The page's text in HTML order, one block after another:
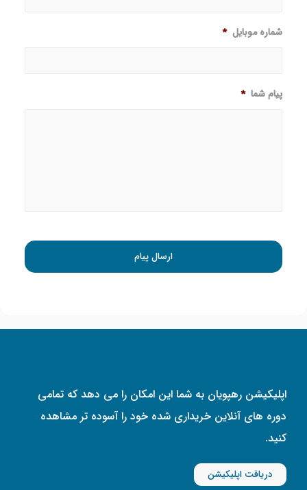
شماره موبایل *
پیام شما *
اپلیکیشن رهپویان به شما این امکان را می دهد که تمامی
دوره های آنلاین خریداری شده خود را آسوده تر مشاهده
کنید.
دریافت اپلیکیشن